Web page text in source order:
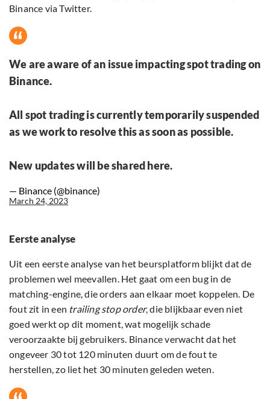
Binance via Twitter.
We are aware of an issue impacting spot trading on
Binance.
All spot trading is currently temporarily suspended
as we work to resolve this as soon as possible.
New updates will be shared here.
— Binance (@binance)
March 24, 2023
Eerste analyse
Uit een eerste analyse van het beursplatform blijkt dat de
problemen wel meevallen. Het gaat om een bug in de
matching-engine, die orders aan elkaar moet koppelen. De
fout zit in een trailing stop order, die blijkbaar even niet
goed werkt op dit moment, wat mogelijk schade
veroorzaakte bij gebruikers. Binance verwacht dat het
ongeveer 30 tot 120 minuten duurt om de fout te
herstellen, zo liet het 30 minuten geleden weten.